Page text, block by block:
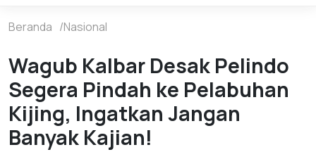
Beranda Nasional
Wagub Kalbar Desak Pelindo
Segera Pindah ke Pelabuhan
Kijing, Ingatkan Jangan
Banyak Kajian!